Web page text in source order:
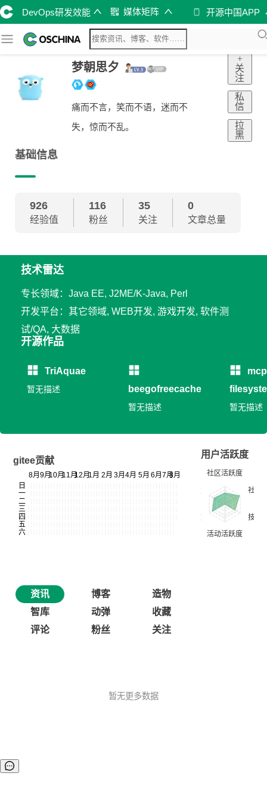
DevOps研发效能 媒体矩阵 开源中国APP
梦朝思夕
痛而不言，笑而不语，迷而不
失，惊而不乱。
+
关
注
私
信
拉
黑
基础信息
926
经验值
116
粉丝
35
关注
0
文章总量
技术雷达
专长领域：Java EE, J2ME/K-Java, Perl
开发平台：其它领域, WEB开发, 游戏开发, 软件测
试/QA, 大数据
开源作品
TriAquae
暂无描述 beegofreecache
暂无描述 暂无描述
gitee贡献
用户活跃度
资讯 博客
造物
智库
动弹
收藏
评论
粉丝 关注
暂无更多数据